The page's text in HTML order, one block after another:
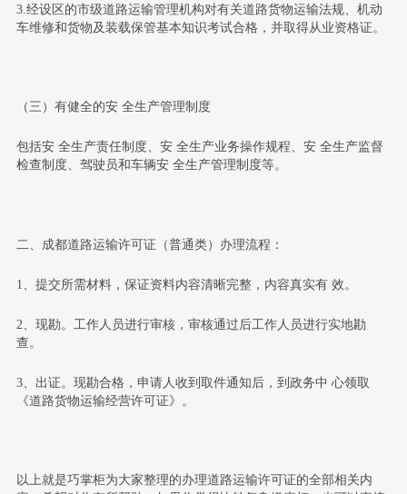
3.经设区的市级道路运输管理机构对有关道路货物运输法规、机动
车维修和货物及装载保管基本知识考试合格，并取得从业资格证。
（三）有健全的安 全生产管理制度
包括安 全生产责任制度、安 全生产业务操作规程、安 全生产监督
检查制度、驾驶员和车辆安 全生产管理制度等。
二、成都道路运输许可证（普通类）办理流程：
1、提交所需材料，保证资料内容清晰完整，内容真实有 效。
2、现勘。工作人员进行审核，审核通过后工作人员进行实地勘
查。
3、出证。现勘合格，申请人收到取件通知后，到政务中 心领取
《道路货物运输经营许可证》。
以上就是巧掌柜为大家整理的办理道路运输许可证的全部相关内